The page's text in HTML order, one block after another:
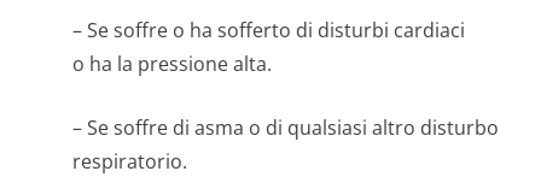
– Se soffre o ha sofferto di disturbi cardiaci
o ha la pressione alta.
– Se soffre di asma o di qualsiasi altro disturbo
respiratorio.